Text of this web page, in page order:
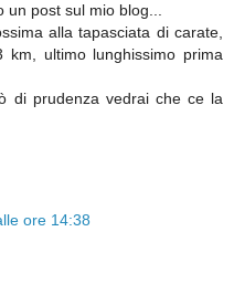
post sul mio blog...
alla tapasciata di carate,
ultimo lunghissimo prima
di prudenza vedrai che ce la
ore 14:38